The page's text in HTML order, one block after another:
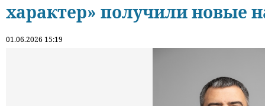
характер» получили новые
01.06.2026 15:19